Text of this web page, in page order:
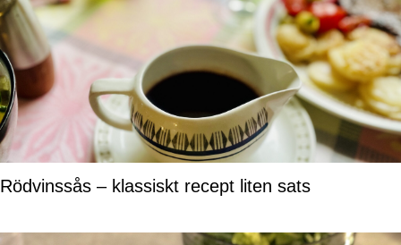
Rödvinssås – klassiskt recept liten sats